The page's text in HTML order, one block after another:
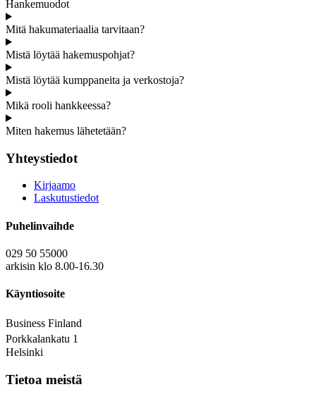
Hankemuodot
Mitä hakumateriaalia tarvitaan?
Mistä löytää hakemuspohjat?
Mistä löytää kumppaneita ja verkostoja?
Mikä rooli hankkeessa?
Miten hakemus lähetetään?
Yhteystiedot
Kirjaamo
Laskutustiedot
Puhelinvaihde
029 50 55000
arkisin klo 8.00-16.30
Käyntiosoite
Business Finland
Porkkalankatu 1
Helsinki
Tietoa meistä